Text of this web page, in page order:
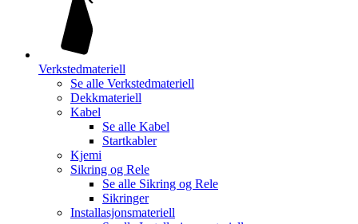
Verkstedmateriell
Se alle Verkstedmateriell
Dekkmateriell
Kabel
Se alle Kabel
Startkabler
Kjemi
Sikring og Rele
Se alle Sikring og Rele
Sikringer
Installasjonsmateriell